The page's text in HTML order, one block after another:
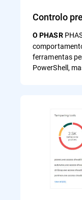
Controlo
O PHASR
ferramentas
PowerShell,